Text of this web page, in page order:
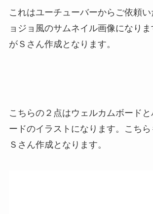
これはユーチューバーからご依頼
ョジョ風のサムネイル画像になり
がＳさん作成となります。
こちらの２点はウェルカムボード
ードのイラストになります。こち
Ｓさん作成となります。